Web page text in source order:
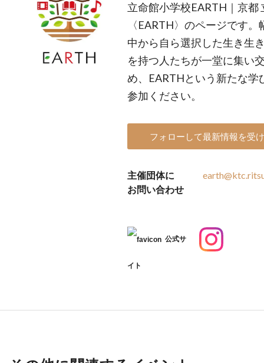
立命館小学校EARTH｜京都
〈EARTH〉のページです
中から自ら選択した生き生
を持つ人たちが一堂に集い
め、EARTHという新たな学
参加ください。
フォローして最新情報を受
主催団体に
お問い合わせ
公式サ
イト